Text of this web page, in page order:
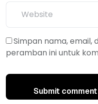
Simpan nama, email,
peramban ini untuk
Submit comment